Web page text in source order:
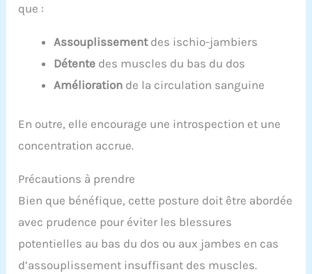
que :
Assouplissementdes ischio-jambiers
Détente des muscles du bas du dos
Amélioration de la circulation sanguine
En outre, elle encourage une introspection et une
concentration accrue.
Précautions à prendre
Bien que bénéfique, cette posture doit être abordée
avec prudence pour éviter les blessures
potentielles au bas du dos ou aux jambes en cas
d’assouplissement insuffisant des muscles.